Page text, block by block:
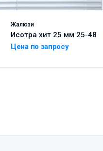
Жалюзи
Исотра хит 25 мм 25-48
Цена по запросу